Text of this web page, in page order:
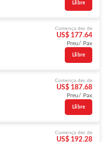
Llibre
Comença des de
US$ 177.64
Preu/ Pax
Llibre
Comença des de
US$ 187.68
Preu/ Pax
Llibre
Comença des de
US$ 192.28